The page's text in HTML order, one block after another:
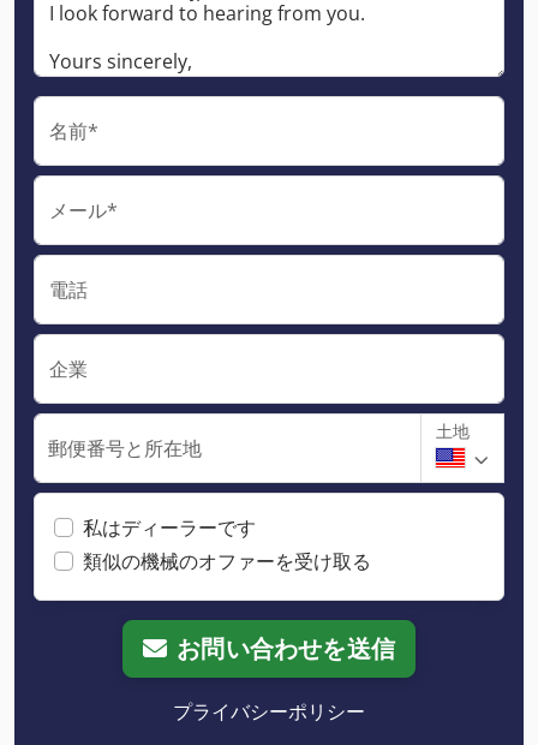
名前*
メール*
電話
企業
郵便番号と所在地
土地
私はディーラーです
類似の機械のオファーを受け取る
お問い合わせを送信
プライバシーポリシー